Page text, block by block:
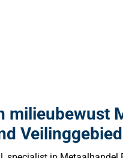
milieubewust